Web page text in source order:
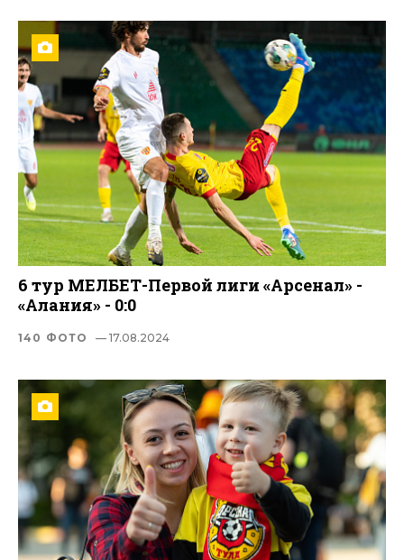
6 тур МЕЛБЕТ-Первой лиги «Арсенал» -
«Алания» - 0:0
140 ФОТО — 17.08.2024